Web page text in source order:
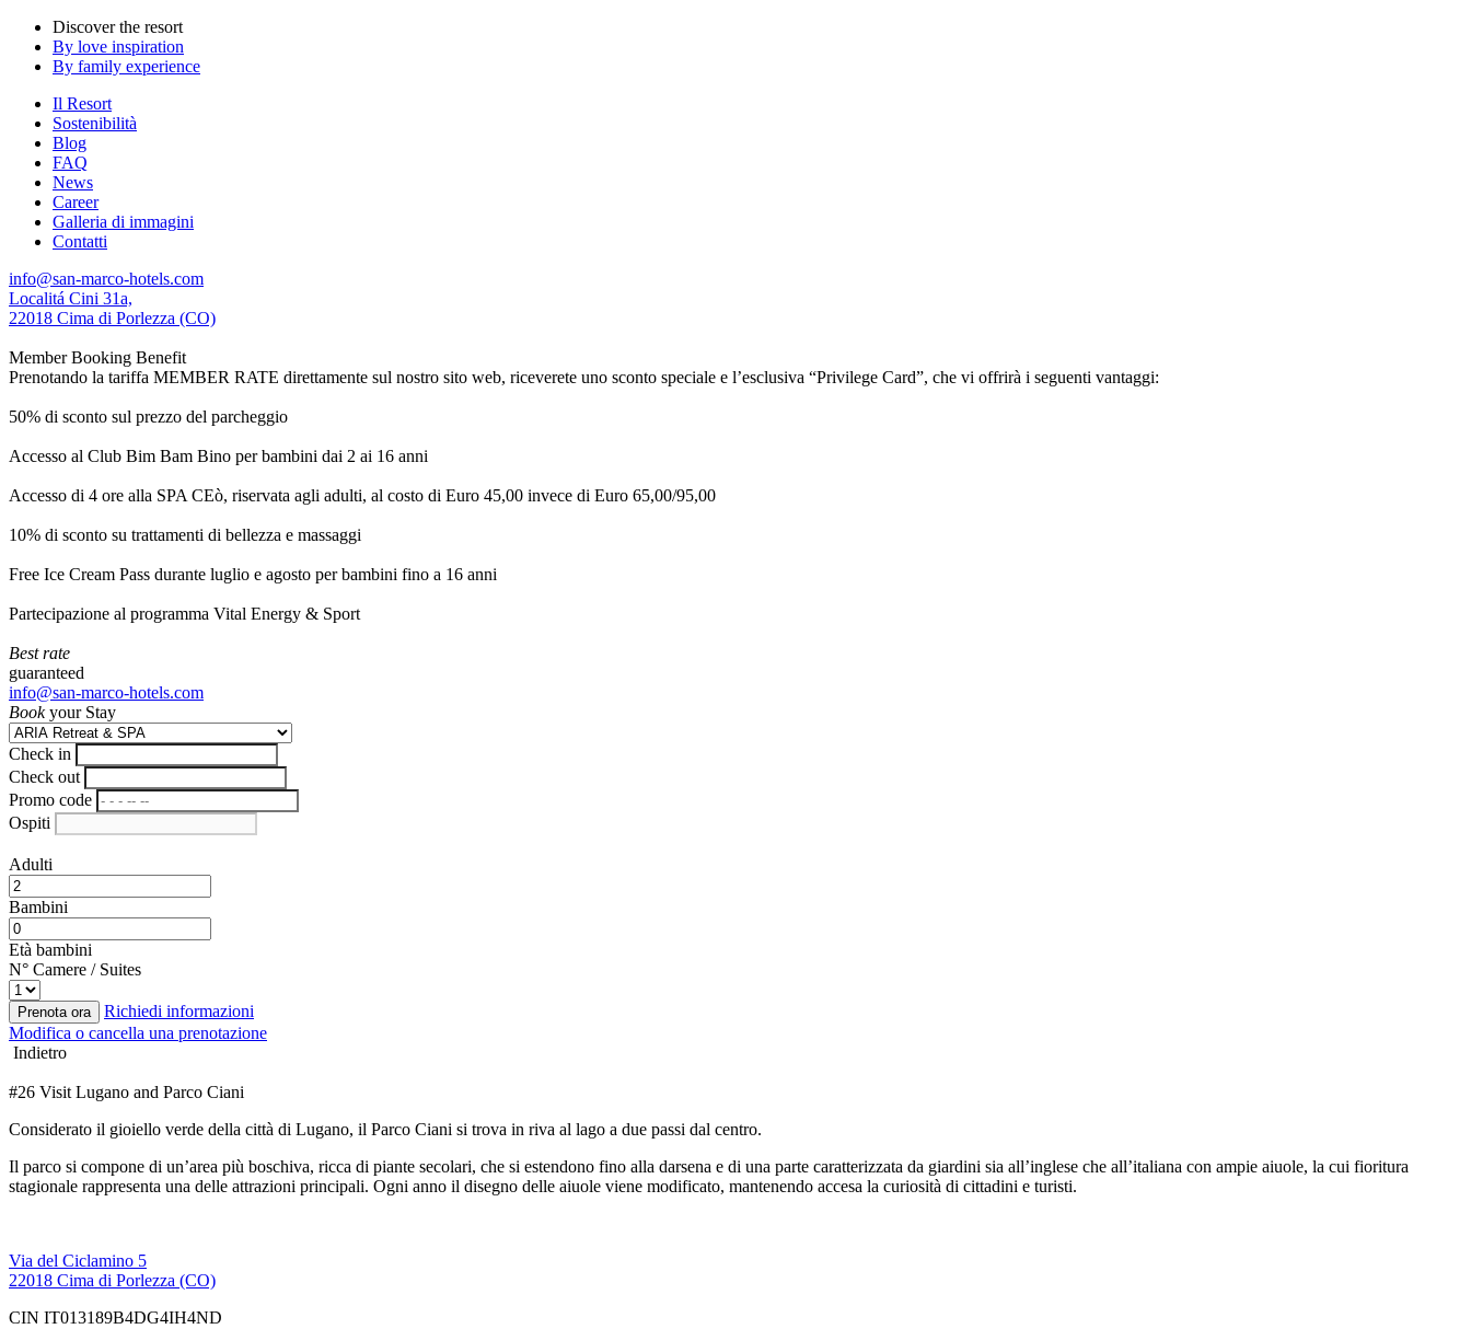
Discover the resort
By love inspiration
By family experience
Il Resort
Sostenibilità
Blog
FAQ
News
Career
Galleria di immagini
Contatti
info@san-marco-hotels.com
Localitá Cini 31a,
22018 Cima di Porlezza (CO)
Member Booking Benefit
Prenotando la tariffa MEMBER RATE direttamente sul nostro sito web, riceverete uno sconto speciale e l’esclusiva “Privilege Card”, che vi offrirà i seguenti vantaggi:
50% di sconto sul prezzo del parcheggio
Accesso al Club Bim Bam Bino per bambini dai 2 ai 16 anni
Accesso di 4 ore alla SPA CEò, riservata agli adulti, al costo di Euro 45,00 invece di Euro 65,00/95,00
10% di sconto su trattamenti di bellezza e massaggi
Free Ice Cream Pass durante luglio e agosto per bambini fino a 16 anni
Partecipazione al programma Vital Energy & Sport
Best rate
guaranteed
info@san-marco-hotels.com
Bookyour Stay
Check in
Check out
Promo code
Ospiti
Adulti
Bambini
Età bambini
N° Camere / Suites
Prenota ora
Richiedi informazioni
Modifica o cancella una prenotazione
Indietro
#26 Visit Lugano and Parco Ciani
Considerato il gioiello verde della città di Lugano, il Parco Ciani si trova in riva al lago a due passi dal centro.
Il parco si compone di un’area più boschiva, ricca di piante secolari, che si estendono fino alla darsena e di una parte caratterizzata da giardini sia all’inglese che all’italiana con ampie aiuole, la cui fioritura
stagionale rappresenta una delle attrazioni principali. Ogni anno il disegno delle aiuole viene modificato, mantenendo accesa la curiosità di cittadini e turisti.
Via del Ciclamino 5
22018 Cima di Porlezza (CO)
CIN IT013189B4DG4IH4ND